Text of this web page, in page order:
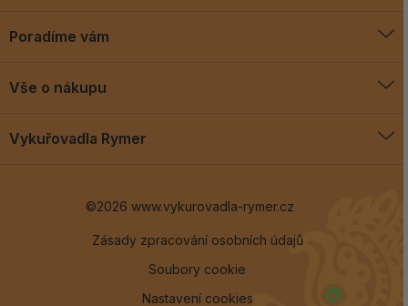
Poradíme vám
Blog
Vše o nákupu
Vykuřovadla Rymer
©2026 www.vykurovadla-rymer.cz
Zásady zpracování osobních údajů
Soubory cookie
Nastavení cookies